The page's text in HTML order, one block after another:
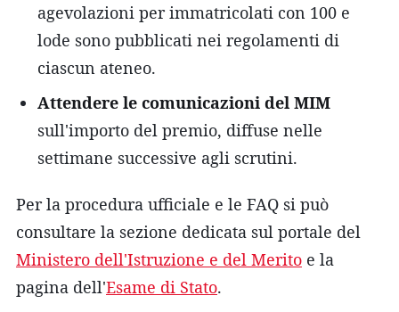
agevolazioni per immatricolati con 100 e
lode sono pubblicati nei regolamenti di
ciascun ateneo.
Attendere le comunicazioni del MIM
sull'importo del premio, diffuse nelle
settimane successive agli scrutini.
Per la procedura ufficiale e le FAQ si può
consultare la sezione dedicata sul portale del
Ministero dell'Istruzione e del Merito e la
pagina dell'Esame di Stato.